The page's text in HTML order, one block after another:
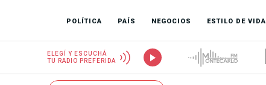
POLÍTICA PAÍS NEGOCIOS ESTILO DE VIDA
ELEGÍ Y ESCUCHÁ
TU RADIO PREFERIDA